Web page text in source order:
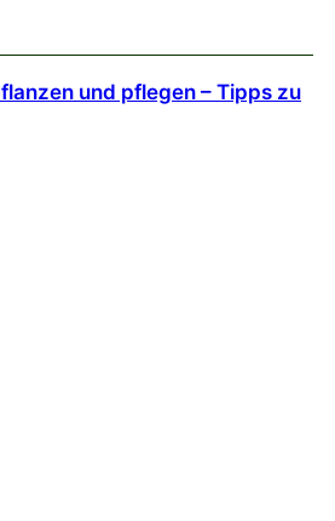
und pflegen – Tipps zu